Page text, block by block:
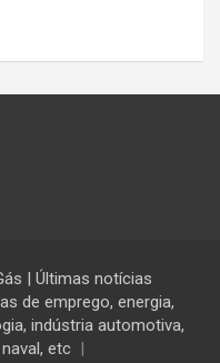
| Últimas notícias
de emprego, energia,
indústria automotiva,
etc